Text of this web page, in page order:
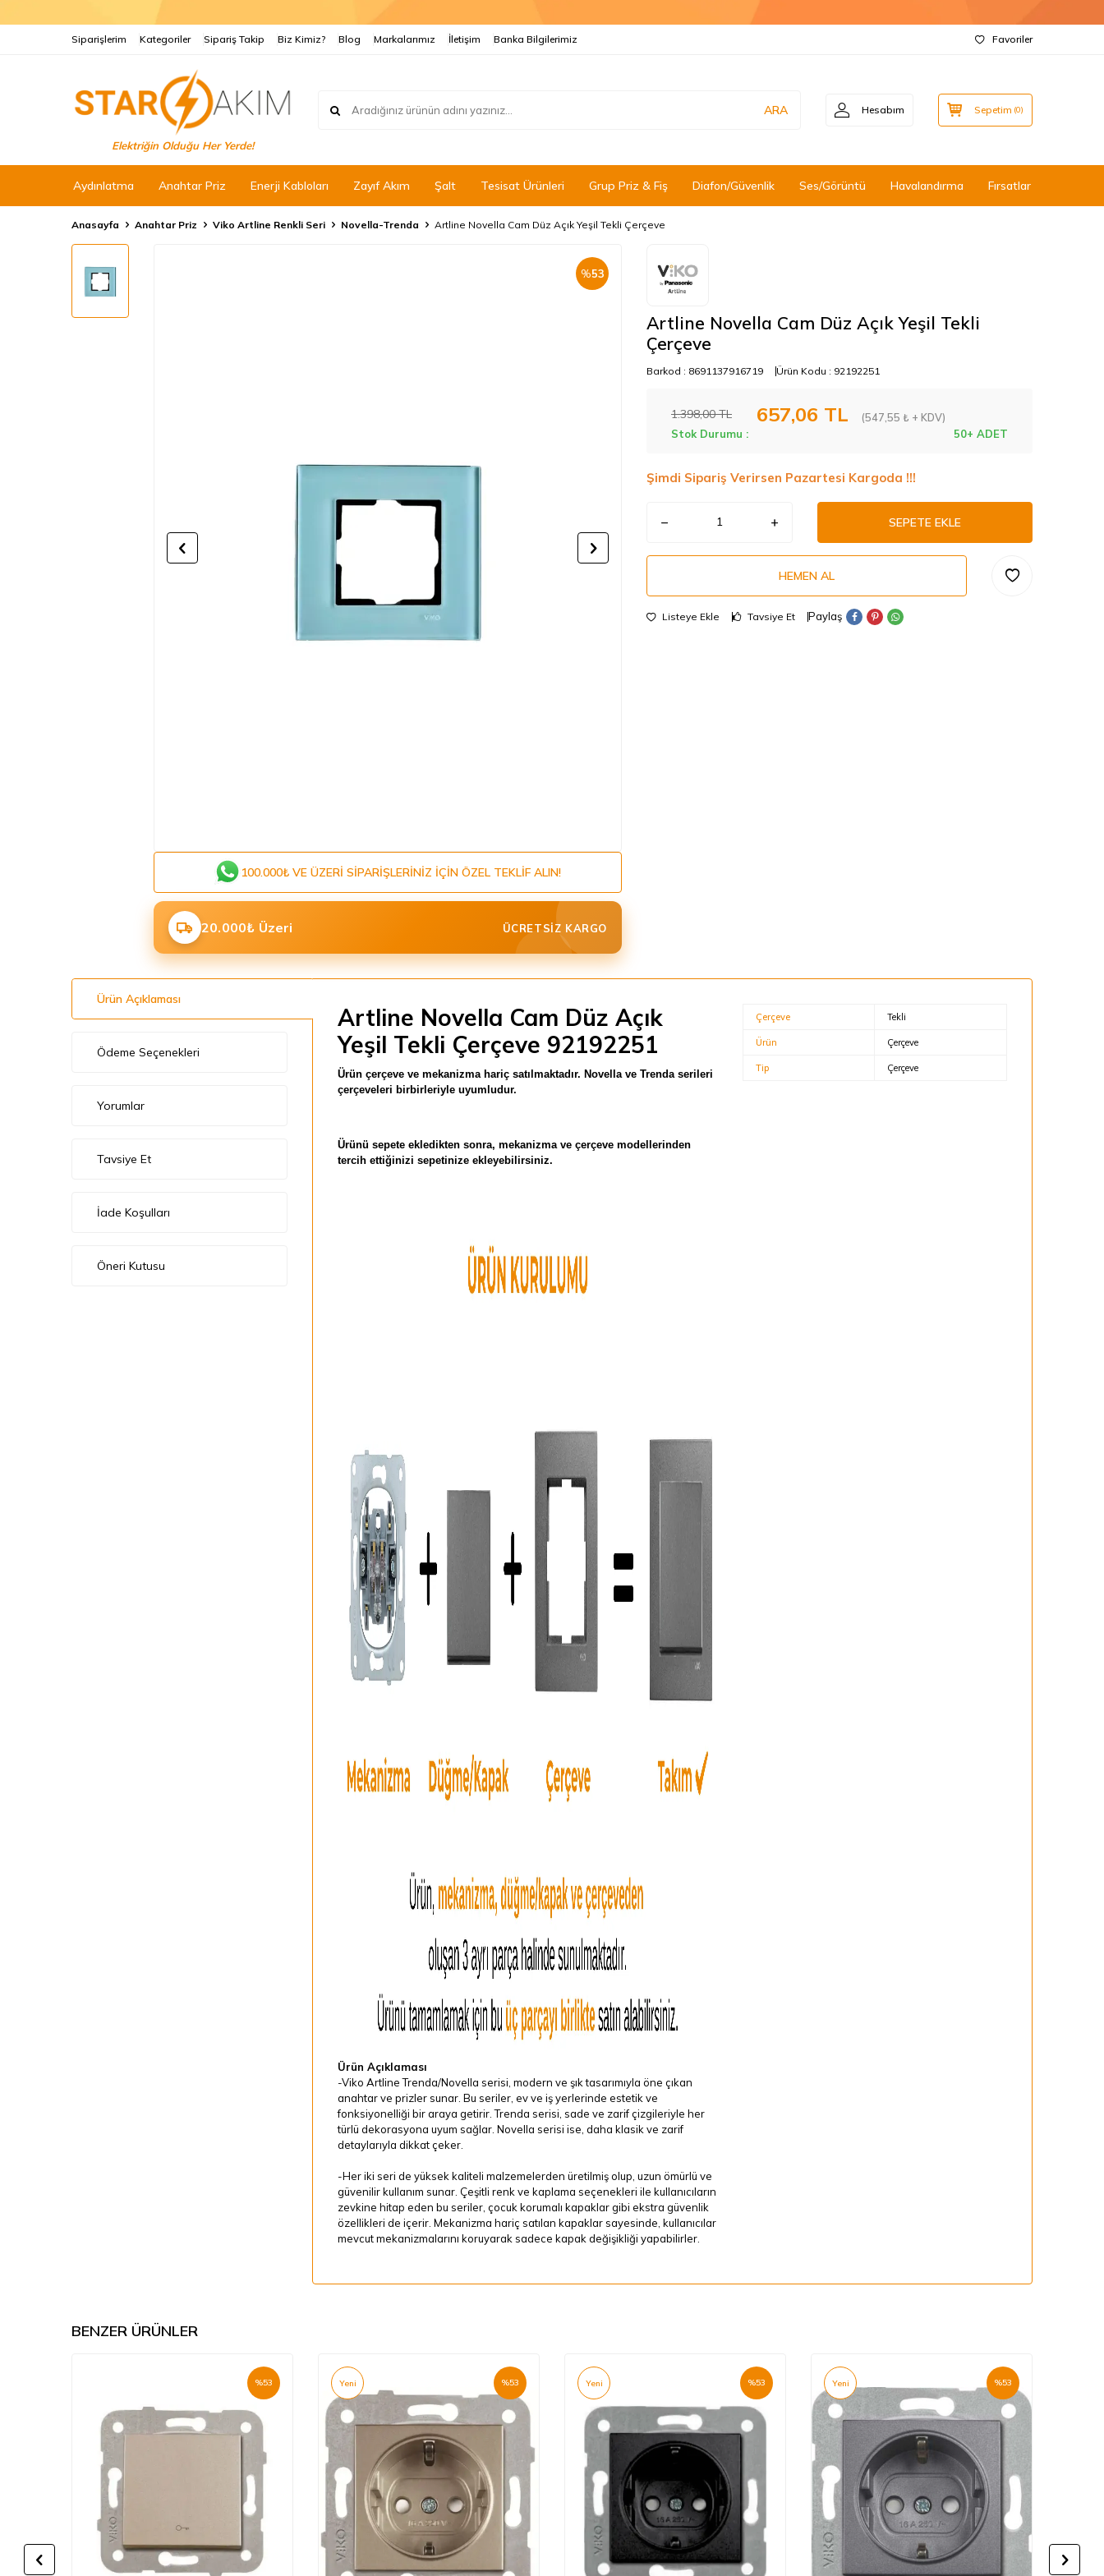
Siparişlerim Kategoriler Sipariş Takip Biz Kimiz? Blog Markalarımız İletişim Banka Bilgilerimiz Favoriler
Elektriğin Olduğu Her Yerde!
ARA Hesabım Sepetim (0)
Aydınlatma Anahtar Priz Enerji Kabloları Zayıf Akım Şalt Tesisat Ürünleri Grup Priz & Fiş Diafon/Güvenlik Ses/Görüntü Havalandırma Fırsatlar
Anasayfa Anahtar Priz Viko Artline Renkli Seri Novella-Trenda Artline Novella Cam Düz Açık Yeşil Tekli Çerçeve
%53
100.000₺ VE ÜZERI SIPARIŞLERINIZ IÇIN ÖZEL TEKLIF ALIN!
20.000₺ Üzeri ÜCRETSIZ KARGO
Artline Novella Cam Düz Açık Yeşil Tekli
Çerçeve
Barkod : 8691137916719 Ürün Kodu : 92192251
1.398,00TL 657,06 TL
(547,55 ₺ + KDV)
Stok Durumu :
50+ ADET
Şimdi Sipariş Verirsen Pazartesi Kargoda !!!
SEPETE EKLE
HEMEN AL
Listeye Ekle Tavsiye Et Paylaş
Ürün Açıklaması
Ödeme Seçenekleri
Yorumlar
Tavsiye Et
İade Koşulları
Öneri Kutusu
Artline Novella Cam Düz Açık
Yeşil Tekli Çerçeve 92192251
Ürün çerçeve ve mekanizma hariç satılmaktadır. Novella ve Trenda serileri
çerçeveleri birbirleriyle uyumludur.
Ürünü sepete ekledikten sonra, mekanizma ve çerçeve modellerinden
tercih ettiğinizi sepetinize ekleyebilirsiniz.
Ürün Açıklaması
-Viko Artline Trenda/Novella serisi, modern ve şık tasarımıyla öne çıkan
anahtar ve prizler sunar. Bu seriler, ev ve iş yerlerinde estetik ve
fonksiyonelliği bir araya getirir. Trenda serisi, sade ve zarif çizgileriyle her
türlü dekorasyona uyum sağlar. Novella serisi ise, daha klasik ve zarif
detaylarıyla dikkat çeker.
-Her iki seri de yüksek kaliteli malzemelerden üretilmiş olup, uzun ömürlü ve
güvenilir kullanım sunar. Çeşitli renk ve kaplama seçenekleri ile kullanıcıların
zevkine hitap eden bu seriler, çocuk korumalı kapaklar gibi ekstra güvenlik
özellikleri de içerir. Mekanizma hariç satılan kapaklar sayesinde, kullanıcılar
mevcut mekanizmalarını koruyarak sadece kapak değişikliği yapabilirler.
Çerçeve Tekli
Ürün Çerçeve
Tip Çerçeve
BENZER ÜRÜNLER
%53 %53
Yeni %53
Yeni %53
Yeni